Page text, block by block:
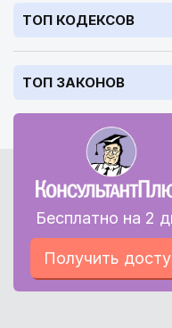
ТОП КОДЕКСОВ
ТОП ЗАКОНОВ
Бесплатно на 2
Получить
Перед